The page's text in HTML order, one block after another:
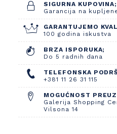
SIGURNA KUPOVINA;
Garancija na
GARANTUJEMO
100 godina iskustva
BRZA ISPORUKA;
Do 5 radnih dana
TELEFONSKA
+381 11 26 31 115
MOGUĆNOST
Galerija Shopping
Vilsona 14